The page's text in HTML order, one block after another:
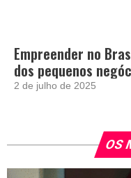
Empreender no
dos pequenos
e crescer
2 de julho de 2025
OS